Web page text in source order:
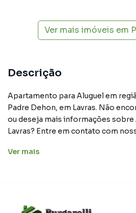
Ver mais imóveis em
Descrição
Apartamento para Aluguel em
Padre Dehon, em Lavras. Não
ou deseja mais informações
Lavras? Entre em contato com
Ver mais